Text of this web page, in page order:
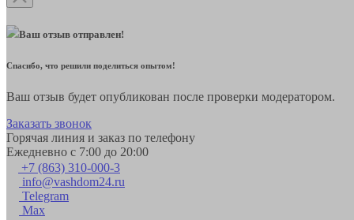
Ваш отзыв отправлен!
Спасибо, что решили поделиться опытом!
Ваш отзыв будет опубликован после проверки модератором.
Заказать звонок
Горячая линия и заказ по телефону
Ежедневно с 7:00 до 20:00
+7 (863) 310-000-3
info@vashdom24.ru
Telegram
Max